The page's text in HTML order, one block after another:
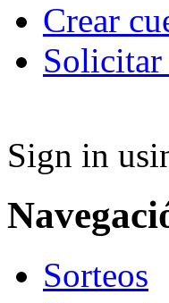
Crear
Solicitar
Sign in
Sorteos